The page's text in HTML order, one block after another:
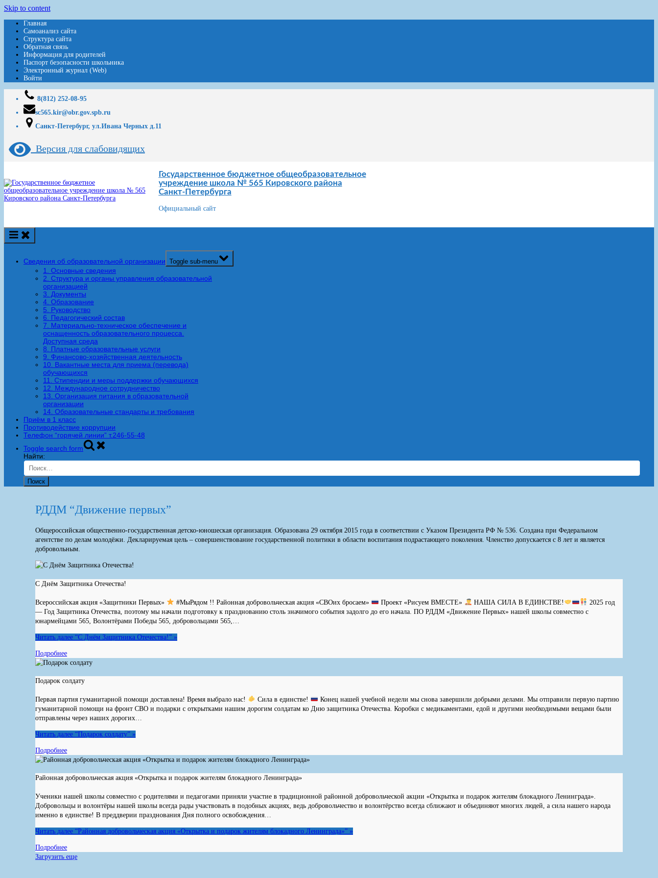
Skip to content
Главная
Самоанализ сайта
Структура сайта
Обратная связь
Информация для родителей
Паспорт безопасности школьника
Электронный журнал (Web)
Войти
8(812) 252-08-95
sc565.kir@obr.gov.spb.ru
Санкт-Петербург, ул.Ивана Черных д.11
Версия для слабовидящих
Государственное бюджетное общеобразовательное
учреждение школа № 565 Кировского района
Санкт-Петербурга
Официальный сайт
Сведения об образовательной организации Toggle sub-menu
1. Основные сведения
2. Структура и органы управления образовательной
организацией
3. Документы
4. Образование
5. Руководство
6. Педагогический состав
7. Материально-техническое обеспечение и
оснащенность образовательного процесса.
Доступная среда
8. Платные образовательные услуги
9. Финансово-хозяйственная деятельность
10. Вакантные места для приема (перевода)
обучающихся
11. Стипендии и меры поддержки обучающихся
12. Международное сотрудничество
13. Организация питания в образовательной
организации
14. Образовательные стандарты и требования
Приём в 1 класс
Противодействие коррупции
Телефон “горячей линии” т.246-55-48
Toggle search form
Найти:
РДДМ “Движение первых”
Общероссийская общественно-государственная детско-юношеская организация. Образована 29 октября 2015 года в соответствии с Указом Президента РФ № 536. Создана при Федеральном
агентстве по делам молодёжи. Декларируемая цель – совершенствование государственной политики в области воспитания подрастающего поколения. Членство допускается с 8 лет и является
добровольным.
С Днём Защитника Отечества!
Всероссийская акция «Защитники Первых» #МыРядом !! Районная добровольческая акция «СВОих бросаем» Проект «Рисуем ВМЕСТЕ» НАША СИЛА В ЕДИНСТВЕ!
2025 год
— Год Защитника Отечества, поэтому мы начали подготовку к празднованию столь значимого события задолго до его начала. ПО РДДМ «Движение Первых» нашей школы совместно с
юнармейцами 565, Волонтёрами Победы 565, добровольцами 565,…
Читать далее “С Днём Защитника Отечества!” »
Подробнее
Подарок солдату
Первая партия гуманитарной помощи доставлена! Время выбрало нас! Сила в единстве!
Конец нашей учебной недели мы снова завершили добрыми делами. Мы отправили первую партию
гуманитарной помощи на фронт СВО и подарки с открытками нашим дорогим солдатам ко Дню защитника Отечества. Коробки с медикаментами, едой и другими необходимыми вещами были
отправлены через наших дорогих…
Читать далее “Подарок солдату” »
Подробнее
Районная добровольческая акция «Открытка и подарок жителям блокадного Ленинграда»
Ученики нашей школы совместно с родителями и педагогами приняли участие в традиционной районной добровольческой акции «Открытка и подарок жителям блокадного Ленинграда».
Добровольцы и волонтёры нашей школы всегда рады участвовать в подобных акциях, ведь добровольчество и волонтёрство всегда сближают и объединяют многих людей, а сила нашего народа
именно в единстве! В преддверии празднования Дня полного освобождения…
Читать далее “Районная добровольческая акция «Открытка и подарок жителям блокадного Ленинграда»” »
Подробнее
Загрузить еще